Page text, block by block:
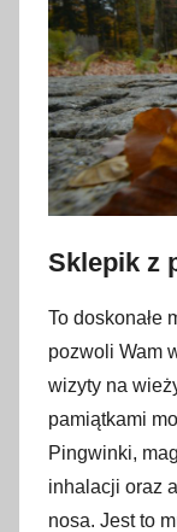
Sklepik z
To doskonałe
pozwoli Wam
wizyty na
pamiątkami
Pingwinki,
inhalacji oraz
nosa. Jest to